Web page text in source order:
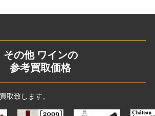
その他 ワインの
参考買取価格
取致します。